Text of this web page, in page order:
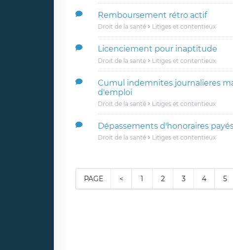
Remboursement rétro actif
Droit de la santé Litiges et contentieux
Licenciement pour inaptitude
Droit de la santé Litiges et contentieux
Cumul indemnites journalieres
d'emploi
Droit de la santé Litiges et contentieux
Dépassements d'honoraires
Droit de la santé Litiges et contentieux
PAGE < 1 2 3 4 5